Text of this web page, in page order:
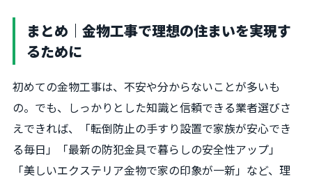
まとめ｜金物工事で理想の住まいを実現す
るために
初めての金物工事は、不安や分からないことが多いも
の。でも、しっかりとした知識と信頼できる業者選びさ
えできれば、「転倒防止の手すり設置で家族が安心でき
る毎日」「最新の防犯金具で暮らしの安全性アップ」
「美しいエクステリア金物で家の印象が一新」など、理